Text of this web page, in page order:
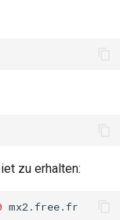
zu erhalten: